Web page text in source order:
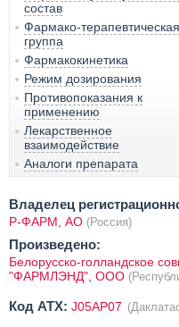
состав
Фармако-терапевтическая
группа
Фармакокинетика
Режим дозирования
Противопоказания к
применению
Лекарственное
взаимодействие
Аналоги препарата
Владелец
Р-ФАРМ, АО (Россия)
Произведено:
Белорусско-голландское
"ФАРМЛЭНД", ООО
Код ATX: J05AP07